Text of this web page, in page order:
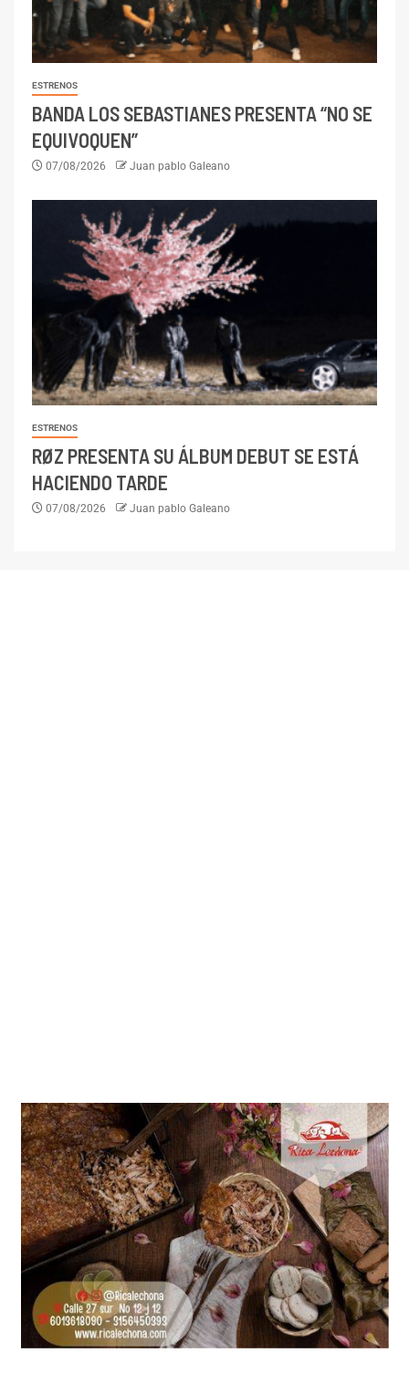
ESTRENOS
BANDA LOS SEBASTIANES PRESENTA “NO SE
EQUIVOQUEN”
07/08/2026 Juan pablo Galeano
ESTRENOS
RØZ PRESENTA SU ÁLBUM DEBUT SE ESTÁ
HACIENDO TARDE
07/08/2026 Juan pablo Galeano